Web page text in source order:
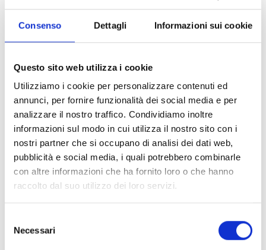
Consenso Dettagli Informazioni sui cookie
Questo sito web utilizza i cookie
Utilizziamo i cookie per personalizzare contenuti ed
annunci, per fornire funzionalità dei social media e per
analizzare il nostro traffico. Condividiamo inoltre
informazioni sul modo in cui utilizza il nostro sito con i
nostri partner che si occupano di analisi dei dati web,
pubblicità e social media, i quali potrebbero combinarle
con altre informazioni che ha fornito loro o che hanno
raccolto dal suo utilizzo dei loro servizi.
delNecessari
* Campi obbligatori
Invia richiesta
Specifiche Tecniche
Marchio
Bartorelli Italian Jewels
Collezione
Fulmine
Codice
VB29493DP
Per
Uomo / Donna